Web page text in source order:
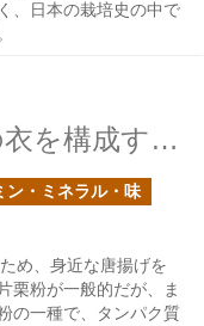
、日本の栽培史の中で
骨無しフライドチキンの衣を構成する薄力粉とは何か？
ン・ミネラル・味
め、身近な唐揚げを
栗粉が一般的だが、ま
の一種で、タンパク質